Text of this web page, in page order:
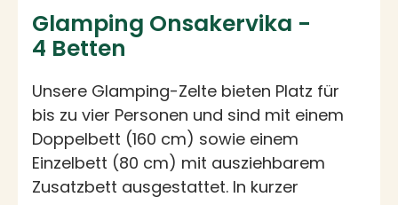
Glamping Onsakervika -
4 Betten
Unsere Glamping-Zelte bieten Platz für
bis zu vier Personen und sind mit einem
Doppelbett (160 cm) sowie einem
Einzelbett (80 cm) mit ausziehbarem
Zusatzbett ausgestattet. In kurzer